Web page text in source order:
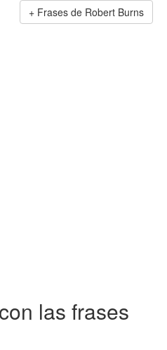
Frases de Robert Burns
las frases